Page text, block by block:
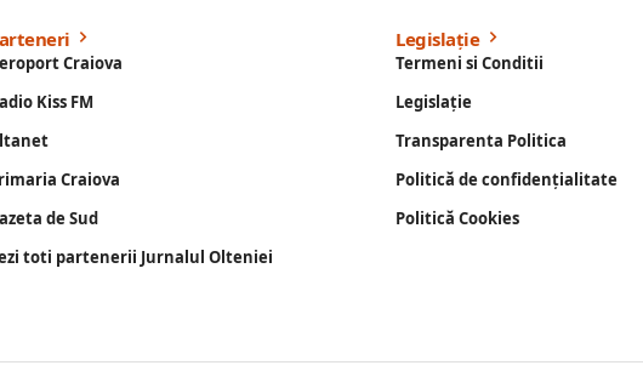
Craiova
Kiss FM
Craiova
de Sud
toti partenerii Jurnalul Olteniei
Legislație
Termeni si Conditii
Legislație
Transparenta Politica
Politică de confidențialitate
Politică Cookies